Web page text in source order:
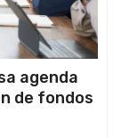
agenda
de fondos